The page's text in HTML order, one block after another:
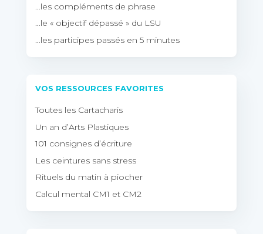
…les compléments de phrase
…le « objectif dépassé » du LSU
…les participes passés en 5 minutes
VOS RESSOURCES FAVORITES
Toutes les Cartacharis
Un an d’Arts Plastiques
101 consignes d’écriture
Les ceintures sans stress
Rituels du matin à piocher
Calcul mental CM1 et CM2